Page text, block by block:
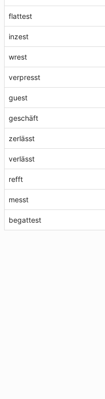
flattest
inzest
wrest
verpresst
guest
geschäft
zerlässt
verlässt
refft
messt
begattest